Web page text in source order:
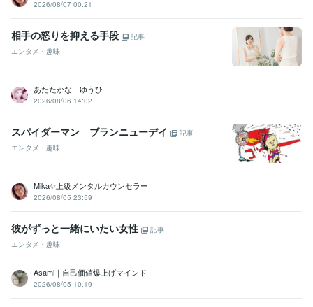
2026/08/07 00:21
相手の怒りを抑える手段
記事
エンタメ・趣味
あたたかな ゆうひ
2026/08/06 14:02
スパイダーマン ブランニューデイ
記事
エンタメ・趣味
Mika✨上級メンタルカウンセラー
2026/08/05 23:59
彼がずっと一緒にいたい女性
記事
エンタメ・趣味
Asami｜自己価値爆上げマインド
2026/08/05 10:19